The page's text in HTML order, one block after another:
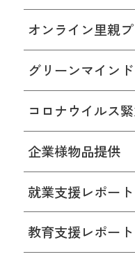
オンライン里親
グリーンマイン
コロナウイルス
企業様物品提供
就業支援レポート
教育支援レポート